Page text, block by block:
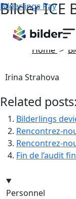
Bilderlings Pay
Bilder ICE
January 16, 2025
Home >
Irina Strahova
Related posts:
Bilderlings
Rencontrez-
Rencontrez-
Fin de l’audit
Personnel